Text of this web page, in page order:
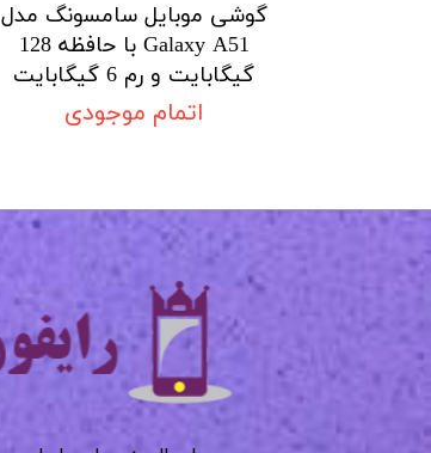
گوشی موبایل سامسونگ مدل
Galaxy A51 با حافظه 128
گیگابایت و رم 6 گیگابایت
اتمام موجودی
​​​​​​​